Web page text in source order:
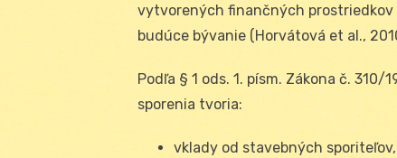
vytvorených finančných
budúce bývanie (Horvátová et al.,
Podľa § 1 ods. 1. písm. Zákona č.
sporenia tvoria:
vklady od stavebných sporiteľov,